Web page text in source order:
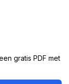
gratis PDF met